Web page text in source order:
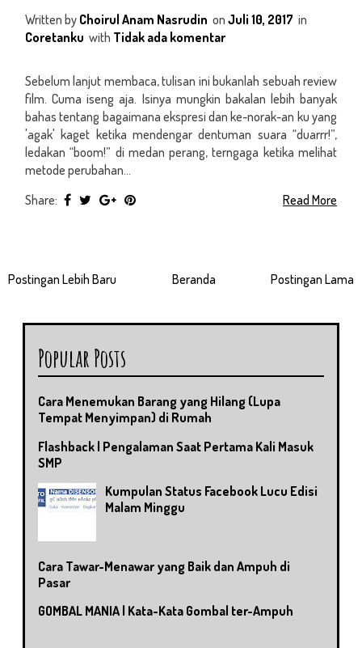
Written by Choirul Anam Nasrudin on Juli 10, 2017 in
Coretanku with Tidak ada komentar
Sebelum lanjut membaca, tulisan ini bukanlah sebuah review
film. Cuma iseng aja. Isinya mungkin bakalan lebih banyak
bahas tentang bagaimana ekspresi dan ke-norak-an ku yang
'agak' kaget ketika mendengar dentuman suara “duarrr!”,
ledakan “boom!” di medan perang, terngaga ketika melihat
metode perubahan...
Share:
Read More
Postingan Lebih Baru Postingan Lama
Beranda
Popular Posts
Cara Menemukan Barang yang Hilang (Lupa
Tempat Menyimpan) di Rumah
Flashback | Pengalaman Saat Pertama Kali Masuk
SMP
Kumpulan Status Facebook Lucu Edisi
Malam Minggu
Cara Tawar-Menawar yang Baik dan Ampuh di
Pasar
GOMBAL MANIA | Kata-Kata Gombal ter-Ampuh